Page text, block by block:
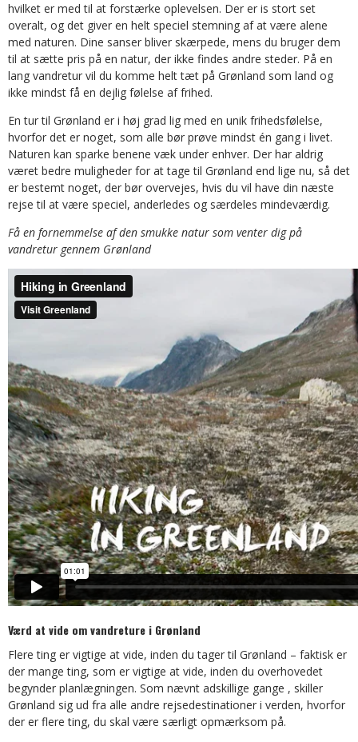
hvilket er med til at forstærke oplevelsen. Der er is stort set
overalt, og det giver en helt speciel stemning af at være alene
med naturen. Dine sanser bliver skærpede, mens du bruger dem
til at sætte pris på en natur, der ikke findes andre steder. På en
lang vandretur vil du komme helt tæt på Grønland som land og
ikke mindst få en dejlig følelse af frihed.
En tur til Grønland er i høj grad lig med en unik frihedsfølelse,
hvorfor det er noget, som alle bør prøve mindst én gang i livet.
Naturen kan sparke benene væk under enhver. Der har aldrig
været bedre muligheder for at tage til Grønland end lige nu, så det
er bestemt noget, der bør overvejes, hvis du vil have din næste
rejse til at være speciel, anderledes og særdeles mindeværdig.
Få en fornemmelse af den smukke natur som venter dig på
vandretur gennem Grønland
Værd at vide om vandreture i Grønland
Flere ting er vigtige at vide, inden du tager til Grønland – faktisk er
der mange ting, som er vigtige at vide, inden du overhovedet
begynder planlægningen. Som nævnt adskillige gange , skiller
Grønland sig ud fra alle andre rejsedestinationer i verden, hvorfor
der er flere ting, du skal være særligt opmærksom på.